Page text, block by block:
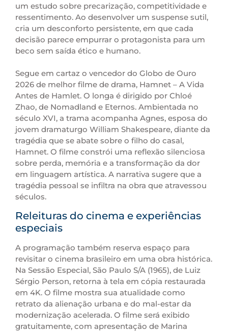
um estudo sobre precarização, competitividade e
ressentimento. Ao desenvolver um suspense sutil,
cria um desconforto persistente, em que cada
decisão parece empurrar o protagonista para um
beco sem saída ético e humano.
Segue em cartaz o vencedor do Globo de Ouro
2026 de melhor filme de drama, Hamnet – A Vida
Antes de Hamlet. O longa é dirigido por Chloé
Zhao, de Nomadland e Eternos. Ambientada no
século XVI, a trama acompanha Agnes, esposa do
jovem dramaturgo William Shakespeare, diante da
tragédia que se abate sobre o filho do casal,
Hamnet. O filme constrói uma reflexão silenciosa
sobre perda, memória e a transformação da dor
em linguagem artística. A narrativa sugere que a
tragédia pessoal se infiltra na obra que atravessou
séculos.
Releituras do cinema e experiências
especiais
A programação também reserva espaço para
revisitar o cinema brasileiro em uma obra histórica.
Na Sessão Especial, São Paulo S/A (1965), de Luiz
Sérgio Person, retorna à tela em cópia restaurada
em 4K. O filme mostra sua atualidade como
retrato da alienação urbana e do mal-estar da
modernização acelerada. O filme será exibido
gratuitamente, com apresentação de Marina